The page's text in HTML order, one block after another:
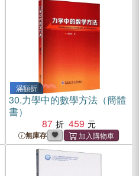
滿額折
30.力學中的數學方法（簡體
書）
87
459
無庫存